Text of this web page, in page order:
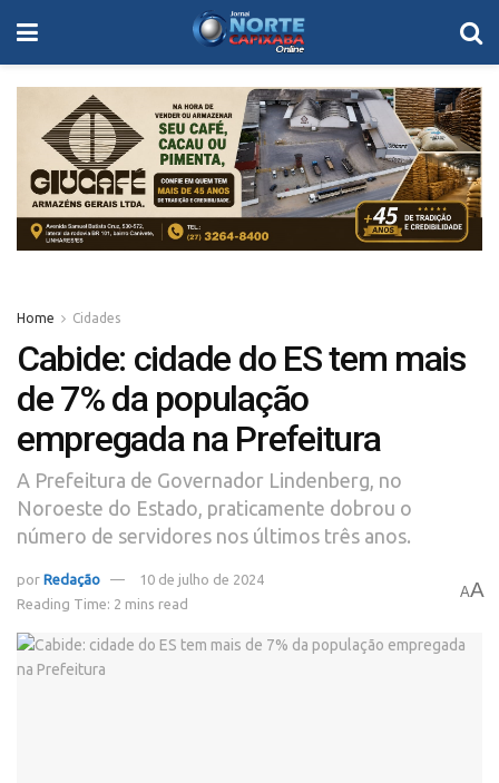
Home Cidades
Cabide: cidade do ES tem mais
de 7% da população
empregada na Prefeitura
A Prefeitura de Governador Lindenberg, no
Noroeste do Estado, praticamente dobrou o
número de servidores nos últimos três anos.
por Redação
10 de julho de 2024
Reading Time: 2 mins read
AA